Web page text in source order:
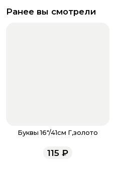
Ранее вы смотрели
Буквы 16"/41см Г,золото
115 ₽